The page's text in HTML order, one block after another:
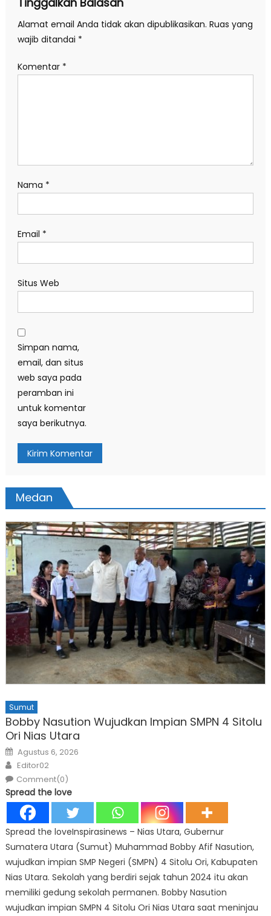
Alamat email Anda tidak akan dipublikasikan. Ruas yang
wajib ditandai *
Komentar *
Nama *
Email *
Situs Web
Simpan nama,
email, dan situs
web saya pada
peramban ini
untuk komentar
saya berikutnya.
Medan
Sumut
Bobby Nasution Wujudkan Impian SMPN 4 Sitolu
Ori Nias Utara
Posted
on
Agustus 6, 2026
Author
Editor02
Comment(0)
Spread the love
Spread the loveInspirasinews – Nias Utara, Gubernur
Sumatera Utara (Sumut) Muhammad Bobby Afif Nasution,
wujudkan impian SMP Negeri (SMPN) 4 Sitolu Ori, Kabupaten
Nias Utara. Sekolah yang berdiri sejak tahun 2024 itu akan
memiliki gedung sekolah permanen. Bobby Nasution
wujudkan impian SMPN 4 Sitolu Ori Nias Utara saat meninjau